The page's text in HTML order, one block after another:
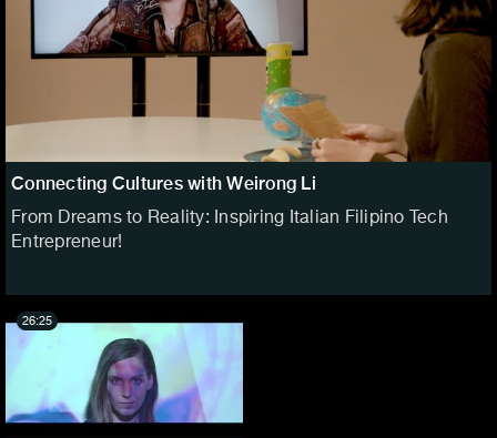
Connecting Cultures with Weirong Li
From Dreams to Reality: Inspiring Italian Filipino Tech
Entrepreneur!
26:25